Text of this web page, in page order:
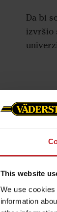
This website
We use
information
Da bi
izvršio